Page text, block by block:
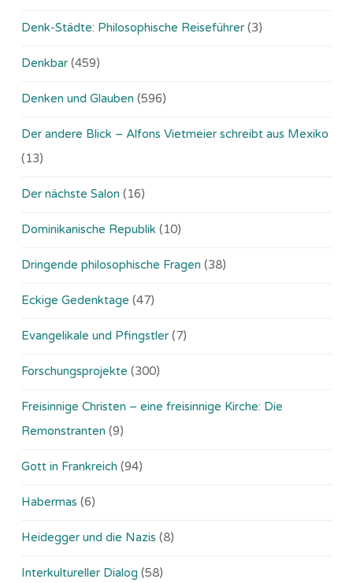
Denk-Städte: Philosophische Reiseführer (3)
Denkbar (459)
Denken und Glauben (596)
Der andere Blick – Alfons Vietmeier schreibt aus Mexiko
(13)
Der nächste Salon (16)
Dominikanische Republik (10)
Dringende philosophische Fragen (38)
Eckige Gedenktage (47)
Evangelikale und Pfingstler (7)
Forschungsprojekte (300)
Freisinnige Christen – eine freisinnige Kirche: Die
Remonstranten (9)
Gott in Frankreich (94)
Habermas (6)
Heidegger und die Nazis (8)
Interkultureller Dialog (58)